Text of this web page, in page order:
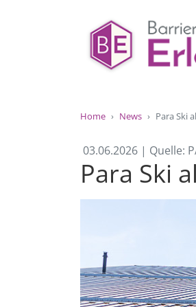
Home News Para Ski
03.06.2026 | Quelle:
Para Ski